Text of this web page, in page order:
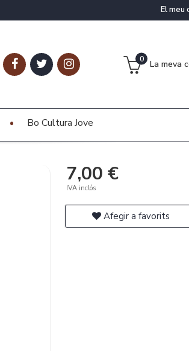
El meu
La meva
0
Bo Cultura Jove
7,00 €
IVA inclós
Afegir a favorits